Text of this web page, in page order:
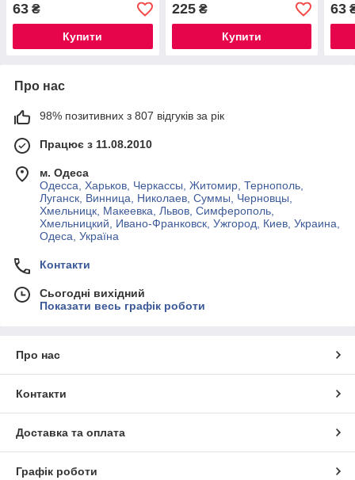
63 ₴
Купити
225₴
Купити
63
Про нас
98% позитивних з 807 відгуків за рік
Працює з 11.08.2010
м. Одеса
Одесса, Харьков, Черкассы, Житомир, Тернополь,
Луганск, Винница, Николаев, Суммы, Черновцы,
Хмельницк, Макеевка, Львов, Симферополь,
Хмельницкий, Ивано-Франковск, Ужгород, Киев, Украина,
Одеса, Україна
Контакти
Сьогодні вихідний
Показати весь графік роботи
Про нас
Контакти
Доставка та оплата
Графік роботи